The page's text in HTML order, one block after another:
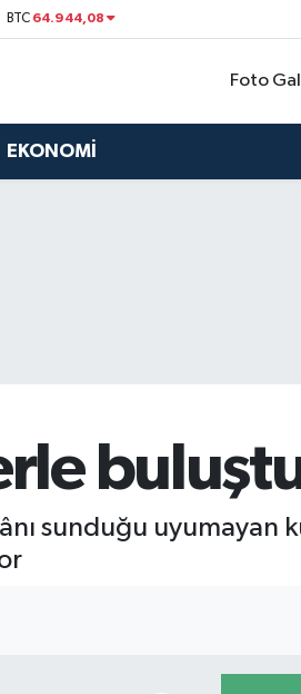
BTC 64.944,08
Foto
EKONOMİ
sunduğu uyumayan